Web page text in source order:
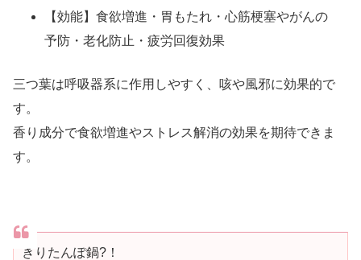
【効能】食欲増進・胃もたれ・心筋梗塞やがんの
予防・老化防止・疲労回復効果
三つ葉は呼吸器系に作用しやすく、咳や風邪に効果的で
す。
香り成分で食欲増進やストレス解消の効果を期待できま
す。
きりたんぽ鍋?！